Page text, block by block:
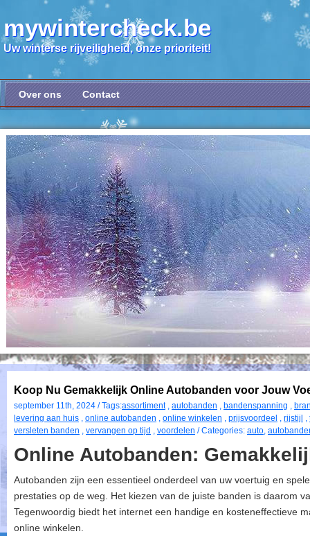
mywintercheck.be
Uw winterse rijveiligheid, onze prioriteit!
Over ons Contact
Koop Nu Gemakkelijk Online Autobanden voor Jouw
september 11th, 2024 / Tags:assortiment, autobanden , bandenspanning ,
levering aan huis , online autobanden , online winkelen , prijsvoordeel , rijstijl ,
versleten banden , vervangen op tijd , voordelen / Categories: auto,
Online Autobanden:
Autobanden zijn een essentieel onderdeel van uw voertuig en
prestaties op de weg. Het kiezen van de juiste banden is daarom
Tegenwoordig biedt het internet een handige en kosteneffectieve
online winkelen.